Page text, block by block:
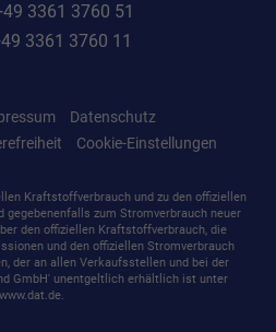
3361 3760 51
3361 3760 11
Datenschutz
Cookie-Einstellungen
Kraftstoffverbrauch und zu den offiziellen
gegebenenfalls zum Stromverbrauch neuer
den offiziellen Kraftstoffverbrauch, die
und den offiziellen Stromverbrauch
der an allen Verkaufsstellen und bei der
GmbH' unentgeltlich erhältlich ist unter
www.dat.de.